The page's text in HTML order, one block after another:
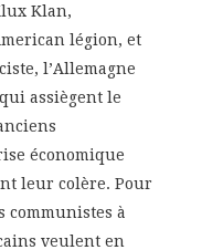
Klan,
légion, et
l’Allemagne
assiègent le
économique
leur colère. Pour
communistes à
veulent en